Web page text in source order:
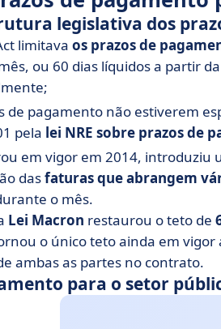
legislativa dos
limitava os prazos de
ou 60 dias líquidos a partir da
de pagamento não estiverem
pela lei NRE sobre prazos de
em vigor em 2014, introduziu
dasfaturas que abrangem
o mês.
Lei Macron restaurou o teto de
o único teto ainda em
ambas as partes no contrato.
para o setor